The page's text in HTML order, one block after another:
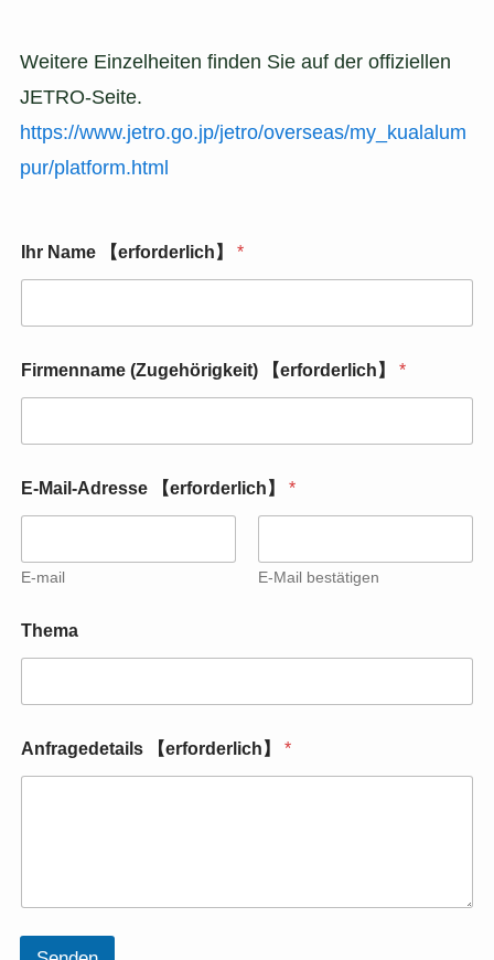
Weitere Einzelheiten finden Sie auf der offiziellen
JETRO-Seite.
https://www.jetro.go.jp/jetro/overseas/my_kualalum
pur/platform.html
Ihr Name 【erforderlich】 *
Firmenname (Zugehörigkeit) 【erforderlich】 *
E-Mail-Adresse 【erforderlich】 *
E-mail E-Mail bestätigen
Thema
【
e
l
Anfragedetails 【erforderlich】 *